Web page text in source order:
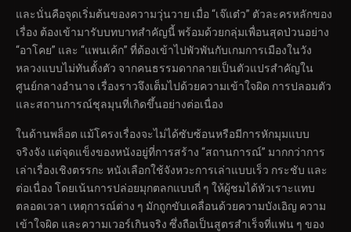
และนั่นคือจุดเริ่มต้นของความวุ่นวาย เมื่อ “เจ๊แต๋ว” ตัวละครหลักของ
เรื่อง ต้องเข้ามารับบทบาทสำคัญนี้ พร้อมด้วยกลุ่มเพื่อนสุดป่วนอย่าง
“อาโคย” และ “แพนเค้ก” ที่ต้องเข้าไปพัวพันกับเกมการเมืองในวัง
หลวงแบบไม่ทันตั้งตัว จากคนธรรมดากลายเป็นตัวแปรสำคัญใน
ศูนย์กลางอำนาจ เรื่องราวจึงเต็มไปด้วยความเข้าใจผิด การปลอมตัว
และสถานการณ์ชุลมุนที่เกิดขึ้นอย่างต่อเนื่อง
ในด้านพล็อต แม้โครงเรื่องจะไม่ได้ซับซ้อนหรือมีการหักมุมแบบ
จริงจัง แต่จุดแข็งของหนังอยู่ที่การสร้าง “สถานการณ์” มากกว่าการ
เล่าเรื่องเชิงตรรกะ หนังเลือกใช้จังหวะการเล่าแบบเร็ว กระชับ และ
ต่อเนื่อง โดยเน้นการปล่อยมุกตลกแบบถี่ ๆ ให้ผู้ชมได้หัวเราะแทบ
ตลอดเวลา เหตุการณ์ต่าง ๆ มักถูกขับเคลื่อนด้วยความบังเอิญ ความ
เข้าใจผิด และความเวอร์เกินจริง ซึ่งถือเป็นสูตรสำเร็จที่แฟน ๆ ของ